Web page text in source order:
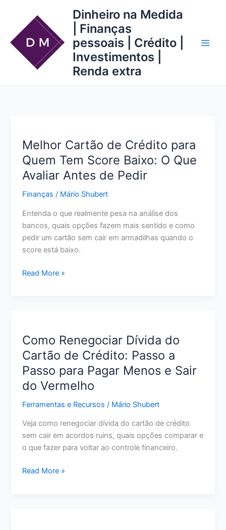
conteúdo
Dinheiro na Medida
| Finanças
pessoais | Crédito |
Investimentos |
Renda extra
Melhor Cartão de Crédito para
Quem Tem Score Baixo: O Que
Avaliar Antes de Pedir
Finanças / Mário Shubert
Entenda o que realmente pesa na análise dos
bancos, quais opções fazem mais sentido e como
pedir um cartão sem cair em armadilhas quando o
score está baixo.
Melhor
Tem
Score
Baixo:
O
Avaliar
Read More »
Como Renegociar Dívida do
Cartão de Crédito: Passo a
Passo para Pagar Menos e Sair
do Vermelho
Ferramentas e Recursos / Mário Shubert
Veja como renegociar dívida do cartão de crédito
sem cair em acordos ruins, quais opções comparar e
o que fazer para voltar ao controle financeiro.
Como
Read More »